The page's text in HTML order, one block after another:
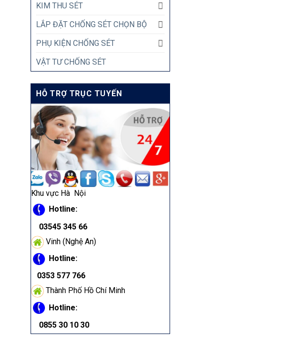
KIM THU SÉT
LẮP ĐẶT CHỐNG SÉT CHỌN BỘ
PHỤ KIỆN CHỐNG SÉT
VẬT TƯ CHỐNG SÉT
HỖ TRỢ TRỤC TUYẾN
Khu vực Hà Nội
Hotline:
03545 345 66
Vinh (Nghệ An)
Hotline:
0353 577 766
Thành Phố Hồ Chí Minh
Hotline:
0855 30 10 30